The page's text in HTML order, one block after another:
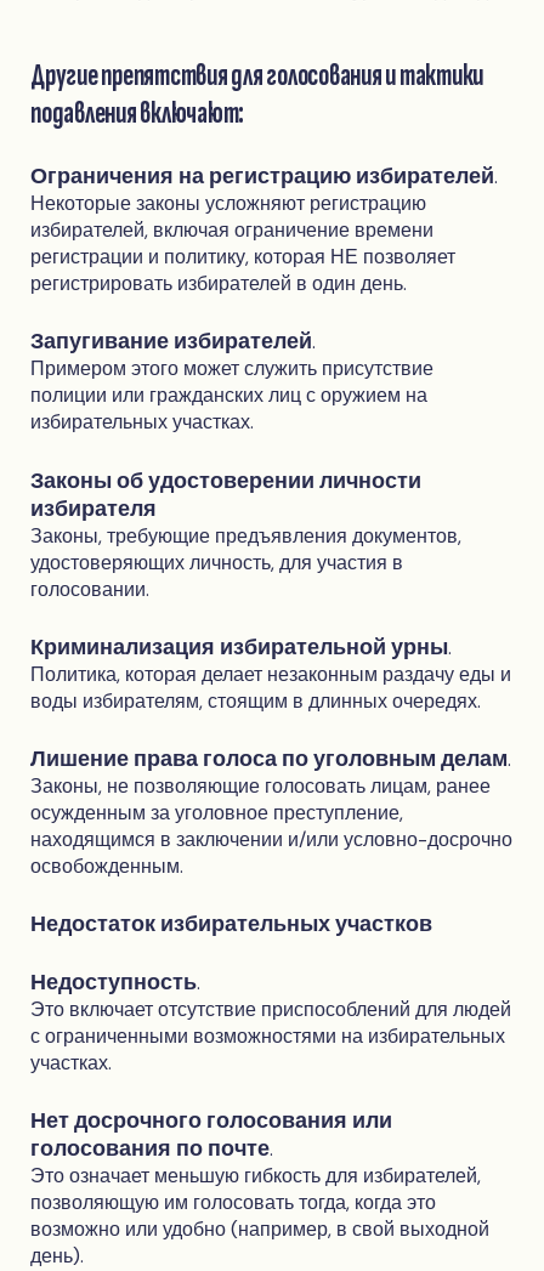
Другие препятствия для голосования и тактики
подавления включают:
Ограничения на регистрацию избирателей.
Некоторые законы усложняют регистрацию
избирателей, включая ограничение времени
регистрации и политику, которая НЕ позволяет
регистрировать избирателей в один день.
Запугивание избирателей.
Примером этого может служить присутствие
полиции или гражданских лиц с оружием на
избирательных участках.
Законы об удостоверении личности
избирателя
Законы, требующие предъявления документов,
удостоверяющих личность, для участия в
голосовании.
Криминализация избирательной урны.
Политика, которая делает незаконным раздачу еды и
воды избирателям, стоящим в длинных очередях.
Лишение права голоса по уголовным делам.
Законы, не позволяющие голосовать лицам, ранее
осужденным за уголовное преступление,
находящимся в заключении и/или условно-досрочно
освобожденным.
Недостаток избирательных участков
Недоступность.
Это включает отсутствие приспособлений для людей
с ограниченными возможностями на избирательных
участках.
Нет досрочного голосования или
голосования по почте.
Это означает меньшую гибкость для избирателей,
позволяющую им голосовать тогда, когда это
возможно или удобно (например, в свой выходной
день).